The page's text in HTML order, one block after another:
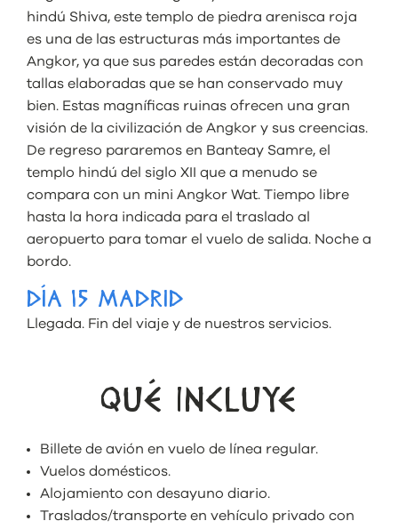
hindú Shiva, este templo de piedra arenisca roja
es una de las estructuras más importantes de
Angkor, ya que sus paredes están decoradas con
tallas elaboradas que se han conservado muy
bien. Estas magníficas ruinas ofrecen una gran
visión de la civilización de Angkor y sus creencias.
De regreso pararemos en Banteay Samre, el
templo hindú del siglo XII que a menudo se
compara con un mini Angkor Wat. Tiempo libre
hasta la hora indicada para el traslado al
aeropuerto para tomar el vuelo de salida. Noche a
bordo.
DÍA 15 MADRID
Llegada. Fin del viaje y de nuestros servicios.
QUÉ INCLUYE
Billete de avión en vuelo de línea regular.
Vuelos domésticos.
Alojamiento con desayuno diario.
Traslados/transporte en vehículo privado con